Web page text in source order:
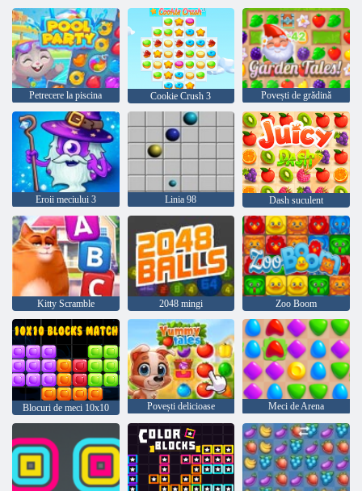
Petrecere la piscina Cookie Crush 3 Povești de grădină
Eroii meciului 3 Linia 98 Dash suculent
Kitty Scramble 2048 mingi Zoo Boom
Blocuri de meci 10x10 Povești delicioase Meci de Arena